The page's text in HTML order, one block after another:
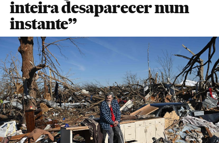
inteira desaparecer num
instante”